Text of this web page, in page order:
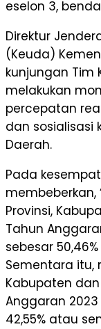
eselon 3,
Direktur
(Keuda)
kunjungan Tim
melakukan
percepatan
dan sosialisasi
Daerah.
Pada
membeberkan,
Provinsi,
Tahun
sebesar
Sementara itu,
Kabupaten
Anggaran 2023
42,55% atau